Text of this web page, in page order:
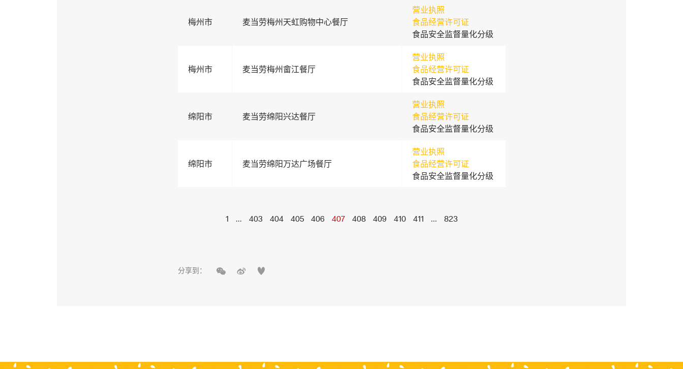
梅州市 麦当劳梅州天虹购物中心餐厅
营业执照
食品经营许可证
食品安全监督量化分级
梅州市 麦当劳梅州畲江餐厅
营业执照
食品经营许可证
食品安全监督量化分级
绵阳市 麦当劳绵阳兴达餐厅
营业执照
食品经营许可证
食品安全监督量化分级
绵阳市 麦当劳绵阳万达广场餐厅
营业执照
食品经营许可证
食品安全监督量化分级
1 ... 403 404 405 406 407 408 409 410 411 ... 823
分享到：   